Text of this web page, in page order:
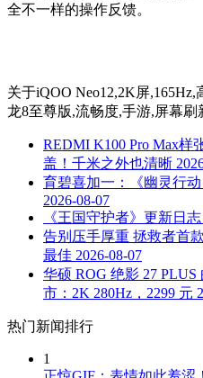
全不一样的操作反馈。
关于iQOO Neo12,2K屏
龙8至尊版,流畅度,手游,屏幕刷
REDMI K100 Pro Max样
盖！千米之外也清晰
育碧喜加一：《幽灵行
2026-08-07
《王国守护者》更新日志
告别压手厚重 拯救者首
最佳 2026-08-07
华硕 ROG 绝影 27
市：2K 280Hz，2299 元
热门新闻排行
1